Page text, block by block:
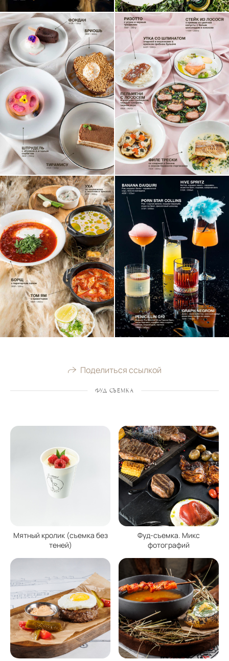
Поделиться ссылкой
ФУД СЪЕМКА
Мятный кролик (съемка без
теней)
Фуд-съемка. Микс
фотографий